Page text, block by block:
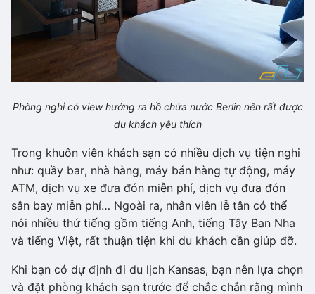
Phòng nghỉ có view hướng ra hồ chứa nước Berlin nên rất được
du khách yêu thích
Trong khuôn viên khách sạn có nhiều dịch vụ tiện nghi
như: quầy bar, nhà hàng, máy bán hàng tự động, máy
ATM, dịch vụ xe đưa đón miễn phí, dịch vụ đưa đón
sân bay miễn phí… Ngoài ra, nhân viên lễ tân có thể
nói nhiều thứ tiếng gồm tiếng Anh, tiếng Tây Ban Nha
và tiếng Việt, rất thuận tiện khi du khách cần giúp đỡ.
Khi bạn có dự định đi du lịch Kansas, bạn nên lựa chọn
và đặt phòng khách sạn trước để chắc chắn rằng mình